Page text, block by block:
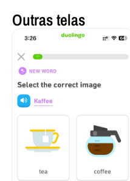
Outras telas